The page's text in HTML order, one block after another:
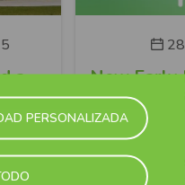
PERSONALIZADA
a
vuelo,
New Early
🚍 Travel
pay more